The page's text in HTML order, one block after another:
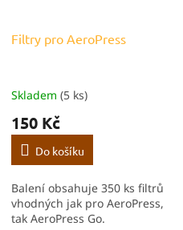
Filtry pro AeroPress
Skladem (5 ks)
150 Kč
Do košíku
Balení obsahuje 350 ks filtrů
vhodných jak pro AeroPress,
tak AeroPress Go.